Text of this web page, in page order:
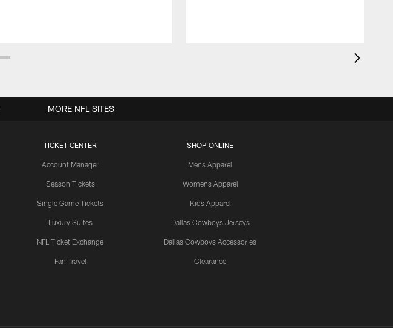
TICKET CENTER
Account Manager
Season Tickets
Single Game Tickets
Luxury Suites
NFL Ticket Exchange
Fan Travel
SHOP ONLINE
Mens Apparel
Womens Apparel
Kids Apparel
Dallas Cowboys Jerseys
Dallas Cowboys Accessories
Clearance
MORE NFL SITES